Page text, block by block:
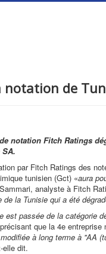
de
notation Fitch Ratings
par Fitch Ratings des
tunisien (Gct) «aura
analyste à Fitch
de la Tunisie qui a été
est passée de la catégorie
que la 4e
à long terme à ''AA
elle dit.